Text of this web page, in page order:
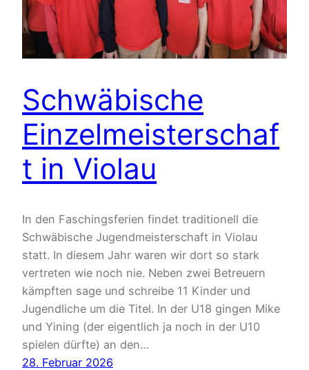
Schwäbische
Einzelmeisterschaf
t in Violau
In den Faschingsferien findet traditionell die
Schwäbische Jugendmeisterschaft in Violau
statt. In diesem Jahr waren wir dort so stark
vertreten wie noch nie. Neben zwei Betreuern
kämpften sage und schreibe 11 Kinder und
Jugendliche um die Titel. In der U18 gingen Mike
und Yining (der eigentlich ja noch in der U10
spielen dürfte) an den…
28. Februar 2026